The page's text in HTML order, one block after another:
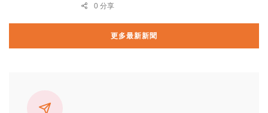
0 分享
更多最新新聞